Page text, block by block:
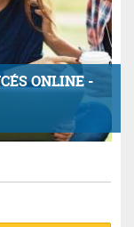
ONLINE -